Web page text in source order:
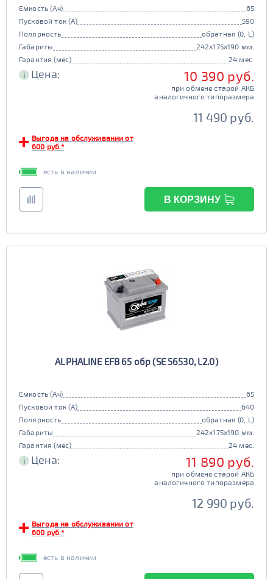
Емкость (Ач)
65
Пусковой ток (А)
590
Полярность
обратная (0, L)
Габариты
242x175x190 мм.
Гарантия (мес)
24 мес.
i Цена: 10 390 руб.
при обмене старой АКБ
аналогичного типоразмера
11 490 руб.
Выгода на обслуживании от
600 руб.*
есть в наличии
В КОРЗИНУ
ALPHALINE EFB 65 обр (SE 56530, L2.0)
Емкость (Ач)
65
Пусковой ток (А)
640
Полярность
обратная (0, L)
Габариты
242x175x190 мм.
Гарантия (мес)
24 мес.
i Цена: 11 890 руб.
при обмене старой АКБ
аналогичного типоразмера
12 990 руб.
Выгода на обслуживании от
600 руб.*
есть в наличии